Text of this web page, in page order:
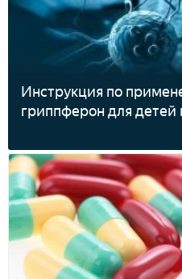
Инструкция по
гриппферон для детей